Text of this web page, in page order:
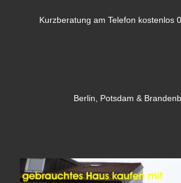
Kurzberatung am Telefon kostenlos
Berlin, Potsdam &